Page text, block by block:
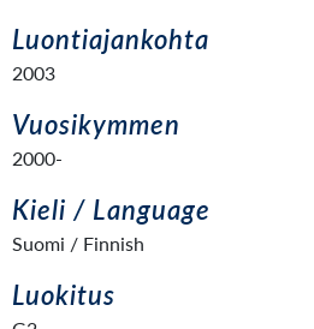
Luontiajankohta
2003
Vuosikymmen
2000-
Kieli / Language
Suomi / Finnish
Luokitus